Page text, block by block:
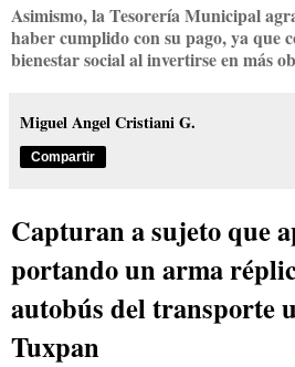
Asimismo, la Tesorería Municipal
haber cumplido con su pago, ya que
bienestar social al invertirse en más
Miguel Angel Cristiani G.
Compartir
Capturan a sujeto que
portando un arma
autobús del transporte
Tuxpan